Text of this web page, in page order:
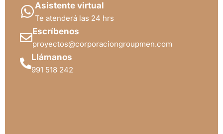
Asistente virtual
Te atenderá las 24 hrs
Escríbenos
proyectos@corporaciongroupmen.com
Llámanos
991 518 242